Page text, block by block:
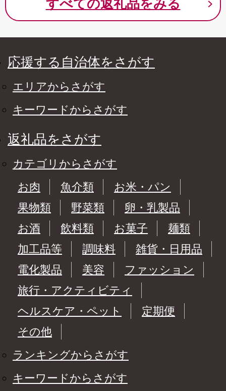
すべての返礼品をみる
応援する自治体をさがす
エリアからさがす
キーワードからさがす
返礼品をさがす
カテゴリからさがす
お肉
魚介類
お米・パン
果物類
野菜類
卵・乳製品
お酒
飲料類 お菓子
麺類
加工品等
調味料
雑貨・日用品
電化製品
美容
ファッション
旅行・アクティビティ
ヘルスケア・ペット
定期便
その他
ランキングからさがす
キーワードからさがす